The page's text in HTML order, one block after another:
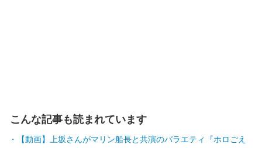
こんな記事も読まれています
【動画】上坂さんがマリン船長と共演のバラエティ『ホロごえ